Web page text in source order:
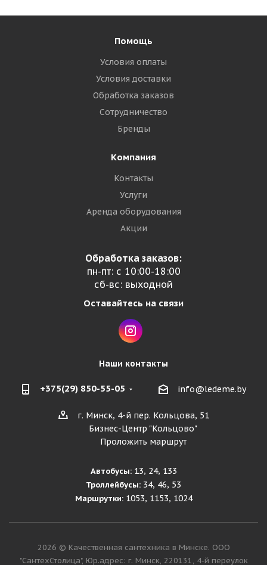
Помощь
Условия оплаты
Условия доставки
Обработка заказов
Сотрудничество
Бренды
Компания
Контакты
Услуги
Аренда оборудования
Акции
Обработка заказов:
пн-пт: с 10:00-18:00
сб-вс: выходной
Оставайтесь на связи
Наши контакты
+375(29) 850-55-05 info@ledeme.by
г. Минск, 4-й пер. Кольцова, 51
Бизнес-Центр "Кольцово"
Проложить маршрут
Автобусы:13, 24, 133
Троллейбусы: 34, 46, 53
Маршрутки:1053, 1153, 1024
2026 © Качественная сантехника в Минске. ООО
"СантехСтолица", Юр.адрес: г. Минск, 220131, 4-й переулок